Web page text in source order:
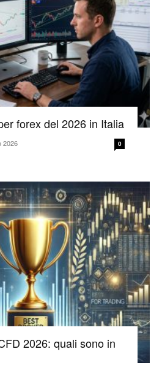
forex del 2026 in Italia
2026 0
2026: quali sono in